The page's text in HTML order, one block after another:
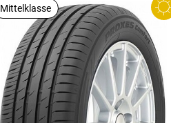
Mittelklasse